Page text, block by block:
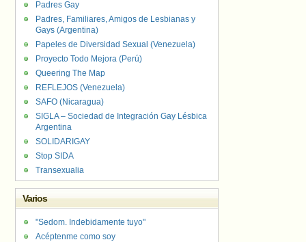
Padres Gay
Padres, Familiares, Amigos de Lesbianas y
Gays (Argentina)
Papeles de Diversidad Sexual (Venezuela)
Proyecto Todo Mejora (Perú)
Queering The Map
REFLEJOS (Venezuela)
SAFO (Nicaragua)
SIGLA – Sociedad de Integración Gay Lésbica
Argentina
SOLIDARIGAY
Stop SIDA
Transexualia
Varios
"Sedom. Indebidamente tuyo"
Acéptenme como soy